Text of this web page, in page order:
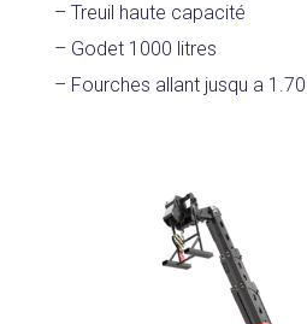
– Treuil haute capacité
– Godet 1000 litres
– Fourches allant jusqu a